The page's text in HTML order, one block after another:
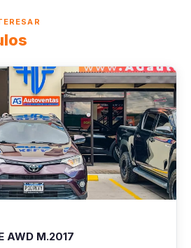
AWD M.2017